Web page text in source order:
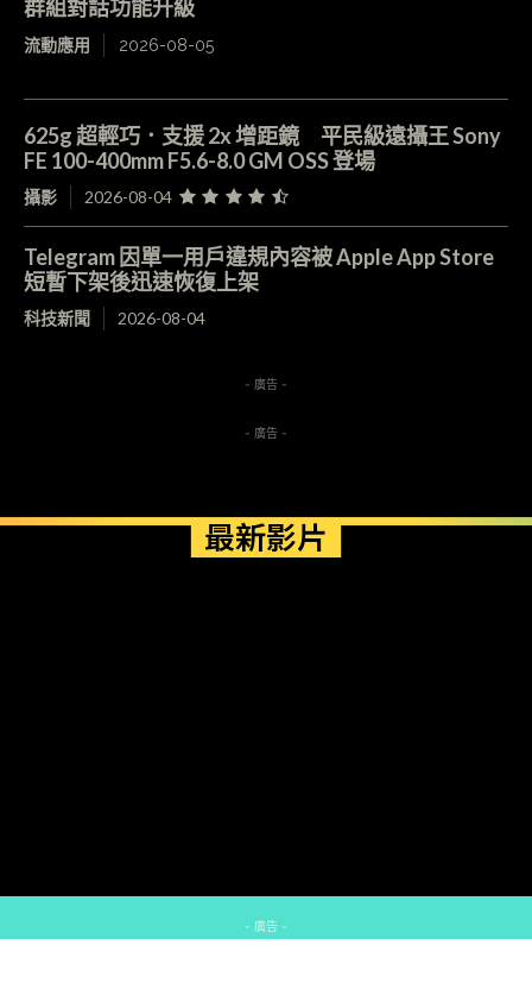
群組對話功能升級
流動應用 2026-08-05
625g 超輕巧．支援 2x 增距鏡 平民級遠攝王 Sony
FE 100-400mm F5.6-8.0 GM OSS 登場
攝影 2026-08-04
Telegram 因單一用戶違規內容被 Apple App Store
短暫下架後迅速恢復上架
科技新聞 2026-08-04
- 廣告 -
- 廣告 -
最新影片
- 廣告 -